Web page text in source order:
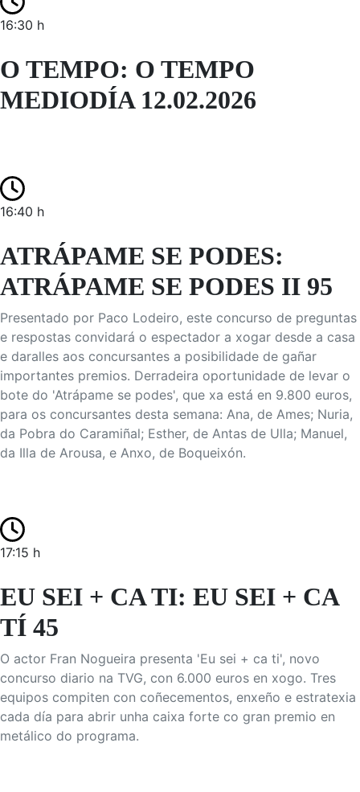
16:30 h
O TEMPO: O TEMPO
MEDIODÍA 12.02.2026
16:40 h
ATRÁPAME SE PODES:
ATRÁPAME SE PODES II 95
Presentado por Paco Lodeiro, este concurso de preguntas
e respostas convidará o espectador a xogar desde a casa
e daralles aos concursantes a posibilidade de gañar
importantes premios. Derradeira oportunidade de levar o
bote do 'Atrápame se podes', que xa está en 9.800 euros,
para os concursantes desta semana: Ana, de Ames; Nuria,
da Pobra do Caramiñal; Esther, de Antas de Ulla; Manuel,
da Illa de Arousa, e Anxo, de Boqueixón.
17:15 h
EU SEI + CA TI: EU SEI + CA
TÍ 45
O actor Fran Nogueira presenta 'Eu sei + ca ti', novo
concurso diario na TVG, con 6.000 euros en xogo. Tres
equipos compiten con coñecementos, enxeño e estratexia
cada día para abrir unha caixa forte co gran premio en
metálico do programa.